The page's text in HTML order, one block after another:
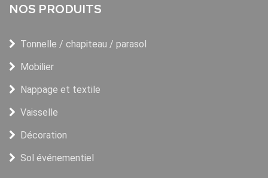
NOS PRODUITS
Tonnelle / chapiteau / parasol
Mobilier
Nappage et textile
Vaisselle
Décoration
Sol événementiel